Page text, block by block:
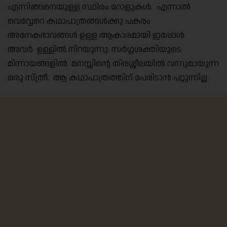
എന്നിങ്ങനെയുള്ള സ്ഥിരം റോളുകൾ. എന്നാൽ
വെവ്വേറെ കഥാപാത്രങ്ങൾക്കു പകരം
അനേകഭാവങ്ങൾ ഉള്ള ആകാരമായി ഇപ്പോൾ
അവർ ഉള്ളിൽ നിറയുന്നു. സർഗ്ഗശക്തിയുടെ
മിന്നായങ്ങളിൽ മനസ്സിന്റെ തിരശ്ശീലയിൽ വന്നുമായുന്ന
ഒരു സ്ത്രീ. ആ കഥാപാത്രത്തിന് പേരിടാൻ പറ്റുന്നില്ല.